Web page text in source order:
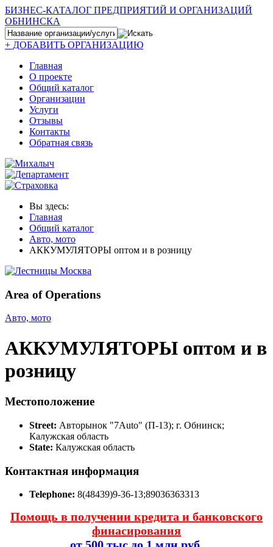
БИЗНЕС-КАТАЛОГ ПРЕДПРИЯТИЙ И ОРГАНИЗАЦИЙ
ОБНИНСКА
+ ДОБАВИТЬ ОРГАНИЗАЦИЮ
Главная
О проекте
Общий каталог
Организации
Услуги
Отзывы
Контакты
Обратная связь
Вы здесь:
Главная
Общий каталог
Авто, мото
АККУМУЛЯТОРЫ оптом и в розницу
Area of Operations
Авто, мото
АККУМУЛЯТОРЫ оптом и в
розницу
Местоположение
Street: Авторынок "7Auto" (П-13); г. Обнинск;
Калужская область
State: Калужская область
Контактная информация
Telephone: 8(48439)9-36-13;89036363313
Помощь в получении кредита и банковского
финасирования